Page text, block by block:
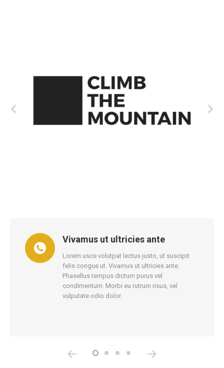
Vivamus ut ultricies ante
Lorem usce volutpat lectus justo, ut suscipit
felis congue ut. Vivamus ut ultricies ante.
Phasellus tempus dictum purus vel
condimentum. Morbi eu rutrum risus, vel
vulputate odio dolor.